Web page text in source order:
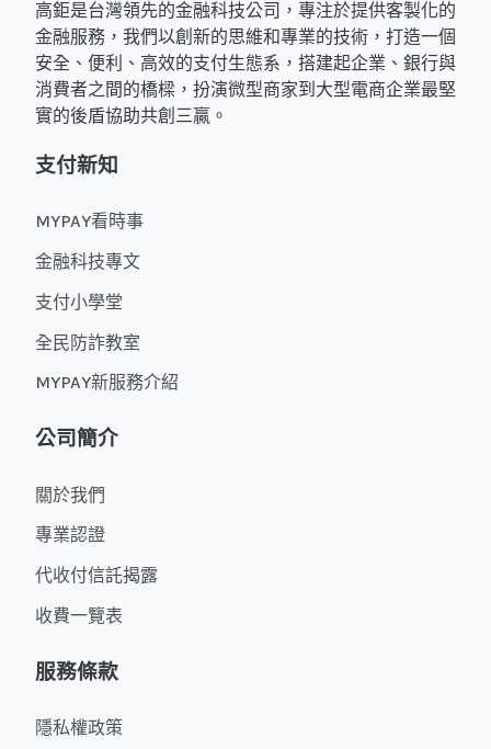
高鉅是台灣領先的金融科技公司，專注於提供客製化的
金融服務，我們以創新的思維和專業的技術，打造一個
安全、便利、高效的支付生態系，搭建起企業、銀行與
消費者之間的橋樑，扮演微型商家到大型電商企業最堅
實的後盾協助共創三贏。
支付新知
MYPAY看時事
金融科技專文
支付小學堂
全民防詐教室
MYPAY新服務介紹
公司簡介
關於我們
專業認證
代收付信託揭露
收費一覽表
服務條款
隱私權政策